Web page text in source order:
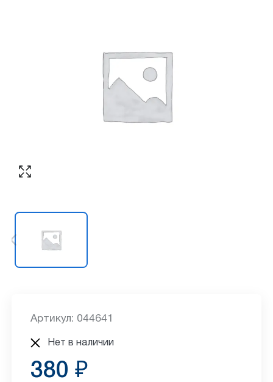
Артикул: 044641
Нет в наличии
380 ₽
ПЕРЕЗВОНИТЕ МНЕ
Согласен с обработкой персональных
данных в соответствии с
конфиденциальности